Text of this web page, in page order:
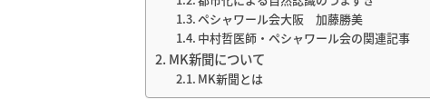
ペシャワール会大阪 加藤勝美
中村哲医師・ペシャワール会の関連記事
MK新聞について
MK新聞とは